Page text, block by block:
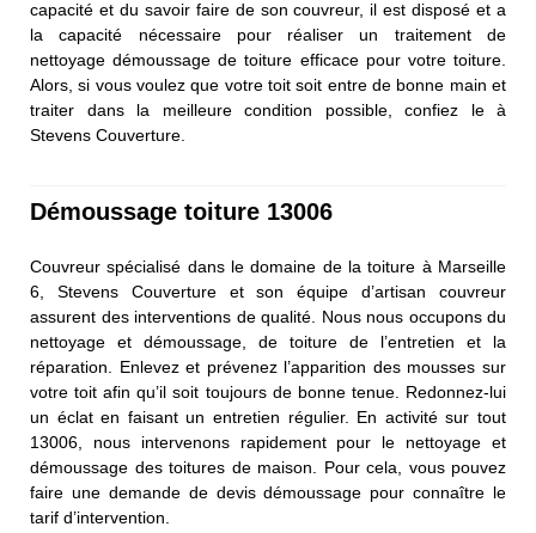
capacité et du savoir faire de son couvreur, il est disposé et a
la capacité nécessaire pour réaliser un traitement de
nettoyage démoussage de toiture efficace pour votre toiture.
Alors, si vous voulez que votre toit soit entre de bonne main et
traiter dans la meilleure condition possible, confiez le à
Stevens Couverture.
Démoussage toiture 13006
Couvreur spécialisé dans le domaine de la toiture à Marseille
6, Stevens Couverture et son équipe d’artisan couvreur
assurent des interventions de qualité. Nous nous occupons du
nettoyage et démoussage, de toiture de l’entretien et la
réparation. Enlevez et prévenez l’apparition des mousses sur
votre toit afin qu’il soit toujours de bonne tenue. Redonnez-lui
un éclat en faisant un entretien régulier. En activité sur tout
13006, nous intervenons rapidement pour le nettoyage et
démoussage des toitures de maison. Pour cela, vous pouvez
faire une demande de devis démoussage pour connaître le
tarif d’intervention.